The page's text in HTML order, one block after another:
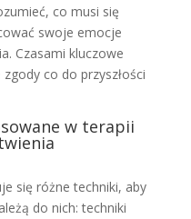
co musi się
swoje emocje
Czasami kluczowe
co do przyszłości
w terapii
się różne techniki, aby
do nich: techniki